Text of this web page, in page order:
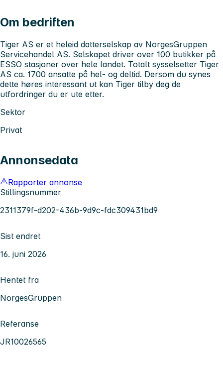
Om bedriften
Tiger AS er et heleid datterselskap av NorgesGruppen
Servicehandel AS. Selskapet driver over 100 butikker på
ESSO stasjoner over hele landet. Totalt sysselsetter Tiger
AS ca. 1700 ansatte på hel- og deltid. Dersom du synes
dette høres interessant ut kan Tiger tilby deg de
utfordringer du er ute etter.
Sektor
Privat
Annonsedata
Rapporter annonse
Stillingsnummer
2311379f-d202-436b-9d9c-fdc309431bd9
Sist endret
16. juni 2026
Hentet fra
NorgesGruppen
Referanse
JR10026565